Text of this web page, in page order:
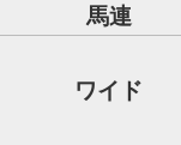
馬連
ワイド